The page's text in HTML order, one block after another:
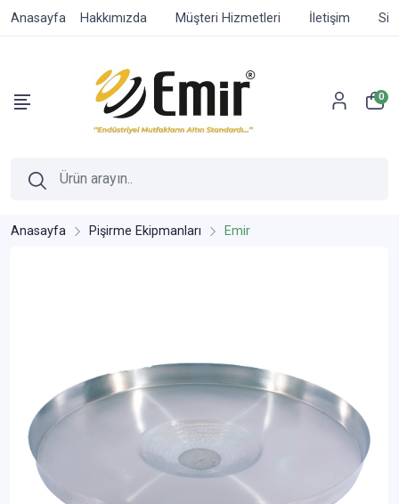
Anasayfa Hakkımızda Müşteri Hizmetleri İletişim
0
Anasayfa Pişirme Ekipmanları Emir